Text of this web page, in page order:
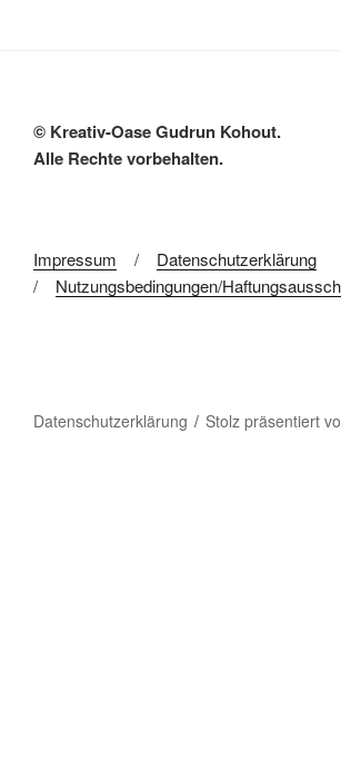
© Kreativ-Oase Gudrun Kohout.
Alle Rechte vorbehalten.
Impressum / Datenschutzerklärung
/ Nutzungsbedingungen/
Datenschutzerklärung Stolz präsentiert